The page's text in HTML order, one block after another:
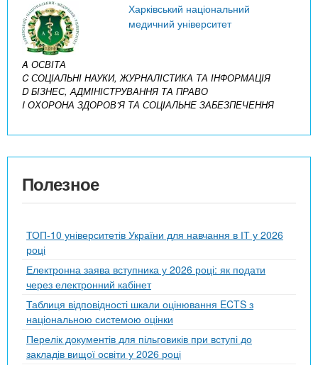
Харківський національний
медичний університет
A ОСВІТА
C СОЦІАЛЬНІ НАУКИ, ЖУРНАЛІСТИКА ТА ІНФОРМАЦІЯ
D БІЗНЕС, АДМІНІСТРУВАННЯ ТА ПРАВО
I ОХОРОНА ЗДОРОВ’Я ТА СОЦІАЛЬНЕ ЗАБЕЗПЕЧЕННЯ
Полезное
ТОП-10 університетів України для навчання в ІТ у 2026
році
Електронна заява вступника у 2026 році: як подати
через електронний кабінет
Таблиця відповідності шкали оцінювання ECTS з
національною системою оцінки
Перелік документів для пільговиків при вступі до
закладів вищої освіти у 2026 році